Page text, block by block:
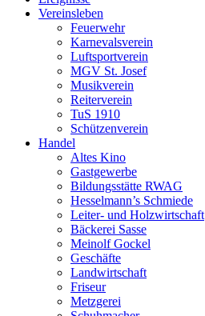
Vereinsleben
Feuerwehr
Karnevalsverein
Luftsportverein
MGV St. Josef
Musikverein
Reiterverein
TuS 1910
Schützenverein
Handel
Altes Kino
Gastgewerbe
Bildungsstätte RWAG
Hesselmann’s Schmiede
Leiter- und Holzwirtschaft
Bäckerei Sasse
Meinolf Gockel
Geschäfte
Landwirtschaft
Friseur
Metzgerei